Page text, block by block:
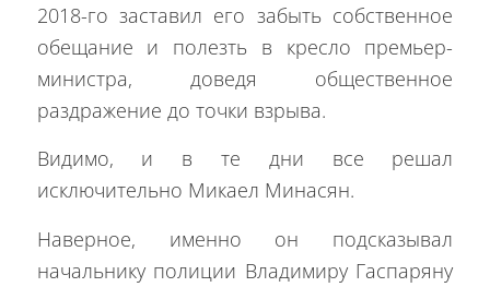
2018-го заставил его забыть собственное
обещание и полезть в кресло премьер-
министра, доведя общественное
раздражение до точки взрыва.
Видимо, и в те дни все решал
исключительно Микаел Минасян.
Наверное, именно он подсказывал
начальнику полиции Владимиру Гаспаряну